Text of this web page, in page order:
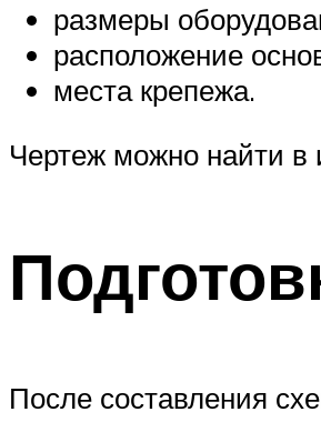
размеры
расположение
места крепежа.
Чертеж можно найти в
После составления